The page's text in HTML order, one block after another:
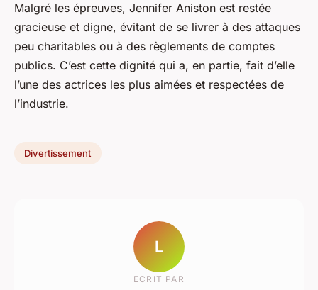
Malgré les épreuves, Jennifer Aniston est restée
gracieuse et digne, évitant de se livrer à des attaques
peu charitables ou à des règlements de comptes
publics. C’est cette dignité qui a, en partie, fait d’elle
l’une des actrices les plus aimées et respectées de
l’industrie.
Divertissement
L
ECRIT PAR